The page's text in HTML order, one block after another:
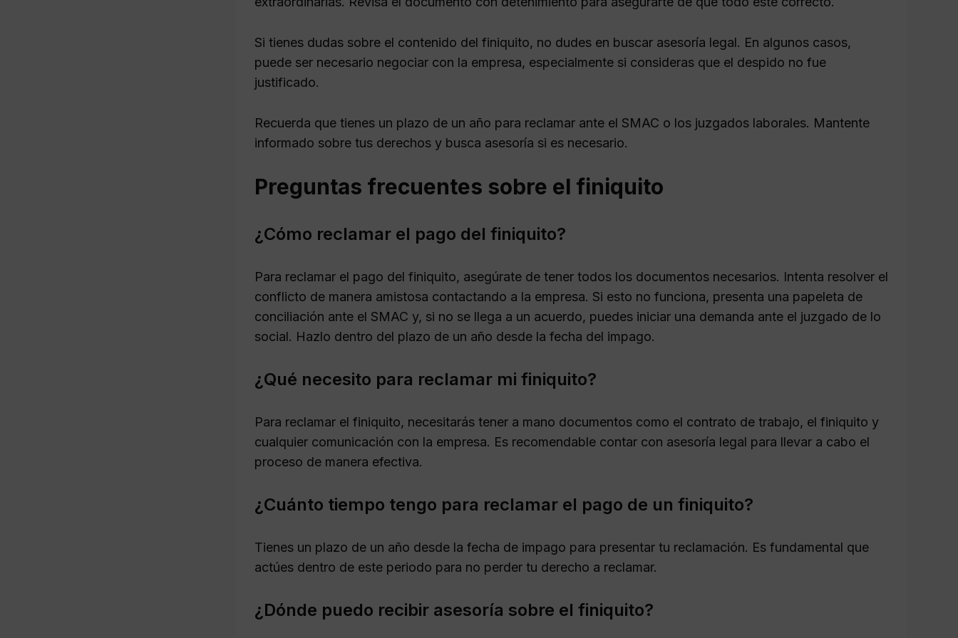
Si tienes dudas sobre el contenido del finiquito, no dudes en buscar asesoría legal. En algunos casos,
puede ser necesario negociar con la empresa, especialmente si consideras que el despido no fue
justificado.
Recuerda que tienes un plazo de un año para reclamar ante el SMAC o los juzgados laborales. Mantente
informado sobre tus derechos y busca asesoría si es necesario.
Preguntas frecuentes sobre el finiquito
¿Cómo reclamar el pago del finiquito?
Para reclamar el pago del finiquito, asegúrate de tener todos los documentos necesarios. Intenta resolver el
conflicto de manera amistosa contactando a la empresa. Si esto no funciona, presenta una papeleta de
conciliación ante el SMAC y, si no se llega a un acuerdo, puedes iniciar una demanda ante el juzgado de lo
social. Hazlo dentro del plazo de un año desde la fecha del impago.
¿Qué necesito para reclamar mi finiquito?
Para reclamar el finiquito, necesitarás tener a mano documentos como el contrato de trabajo, el finiquito y
cualquier comunicación con la empresa. Es recomendable contar con asesoría legal para llevar a cabo el
proceso de manera efectiva.
¿Cuánto tiempo tengo para reclamar el pago de un finiquito?
Tienes un plazo de un año desde la fecha de impago para presentar tu reclamación. Es fundamental que
actúes dentro de este periodo para no perder tu derecho a reclamar.
¿Dónde puedo recibir asesoría sobre el finiquito?